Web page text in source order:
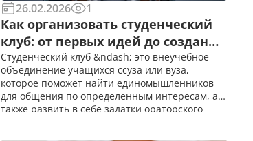
26.02.2026
1
Как организовать студенческий
клуб: от первых идей до создания
мероприятий
Студенческий клуб &ndash; это внеучебное
объединение учащихся ссуза или вуза,
которое поможет найти единомышленников
для общения по определенным интересам, а
также развить в себе задатки ораторского